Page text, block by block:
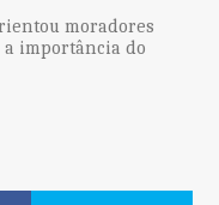
moradores
a importância do